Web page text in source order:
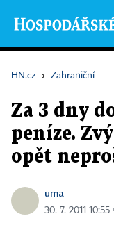
HN.cz › Zahraniční
Za 3 dny
peníze.
opět
uma
30. 7. 2011